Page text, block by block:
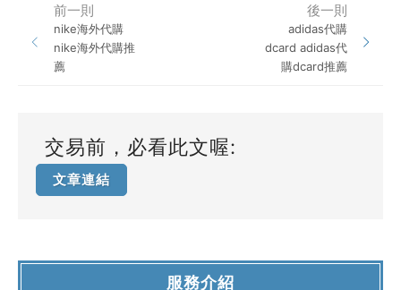
前一則
nike海外代購
nike海外代購推
薦
後一則
adidas代購
dcard adidas代
購dcard推薦
交易前，必看此文喔:
文章連結
服務介紹